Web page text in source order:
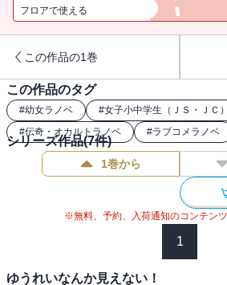
い！ フリル水着のおへそもかわいい“ラ
フロアで使える
この作品の1巻
この作品のタグ
#幼女ラノベ #女子小中学生（ＪＳ・ＪＣ
#伝奇・オカルトラノベ #ラブコメラノベ
シリーズ作品(7件)
1巻から
※無料、予約、入荷通知のコンテン
1
ゆうれいなんか見えない！